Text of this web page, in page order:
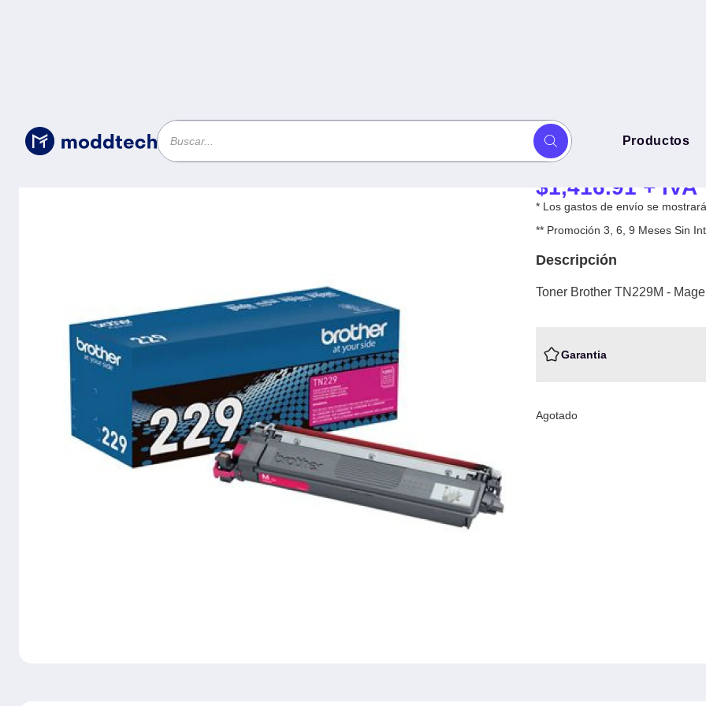
Productos
Sin categoría Toner Brother TN229M - Magenta, hasta 1, 200 páginas
Toner Brother
200 páginas
$1,416.91 + IVA
* Los gastos de envío se
** Promoción 3, 6, 9 Meses Sin
Descripción
Toner Brother TN229M -
Garantia
Agotado